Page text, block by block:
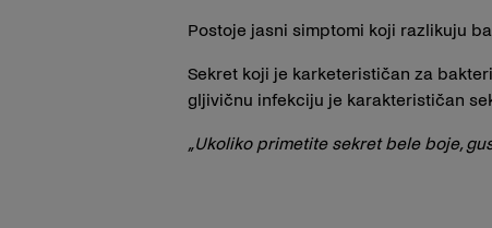
Postoje jasni simptomi koji razlikuju
Sekret koji je karketerističan za
gljivičnu infekciju je karakterističan
„Ukoliko primetite sekret bele boje,